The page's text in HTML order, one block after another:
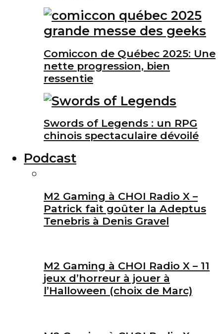
Comiccon de Québec 2025: Une
nette progression, bien
ressentie
Swords of Legends : un RPG
chinois spectaculaire dévoilé
Podcast
M2 Gaming à CHOI Radio X –
Patrick fait goûter la Adeptus
Tenebris à Denis Gravel
M2 Gaming à CHOI Radio X – 11
jeux d’horreur à jouer à
l’Halloween (choix de Marc)